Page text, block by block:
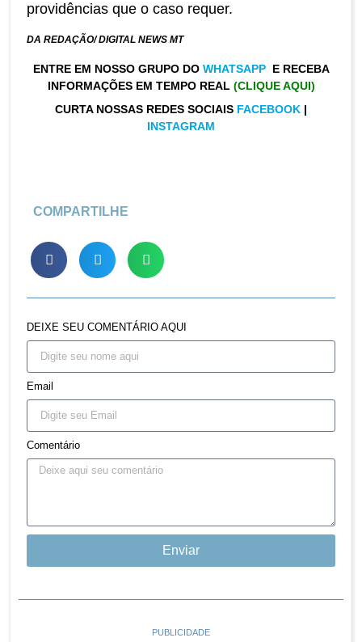
providências que o caso requer.
DA REDAÇÃO/ DIGITAL NEWS MT
ENTRE EM NOSSO GRUPO DO WHATSAPP E RECEBA
INFORMAÇÕES EM TEMPO REAL (CLIQUE AQUI)
CURTA NOSSAS REDES SOCIAIS FACEBOOK |
INSTAGRAM
COMPARTILHE
DEIXE SEU COMENTÁRIO AQUI
Email
Comentário
Enviar
PUBLICIDADE